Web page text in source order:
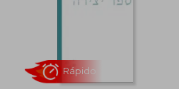
dcto.